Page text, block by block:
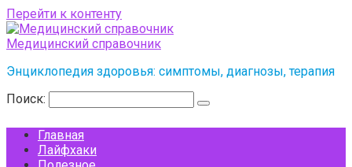
Перейти к контенту
Медицинский справочник
Энциклопедия здоровья: симптомы, диагнозы, терапия
Поиск:
Главная
Лайфхаки